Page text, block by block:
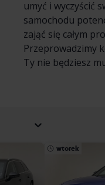
umyć i wyczyścić
samochodu
zająć się całym
Przeprowadzimy
Ty nie będziesz
wtorek